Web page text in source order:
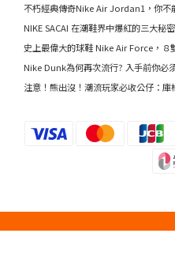
不朽經典傳奇Nike Air Jordan1，你不
NIKE SACAI 在潮鞋界中爆紅的三大秘
史上最偉大的球鞋 Nike Air Force，８
Nike Dunk為何再次流行? 入手前你必
注意！熊出沒！潮流玩家必收公仔：庫